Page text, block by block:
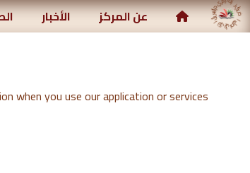
مركز رياض الصالحين الإسلامي عن المركز الأخبار
when you use our application or services.